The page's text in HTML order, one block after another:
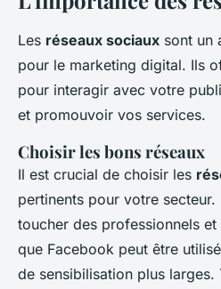
Les réseaux sociaux sont un
pour le marketing digital. Ils
pour interagir avec votre
et promouvoir vos services.
Choisir les bons réseaux
Il est crucial de choisir les
pertinents pour votre
toucher des professionnels
que Facebook peut être
de sensibilisation plus